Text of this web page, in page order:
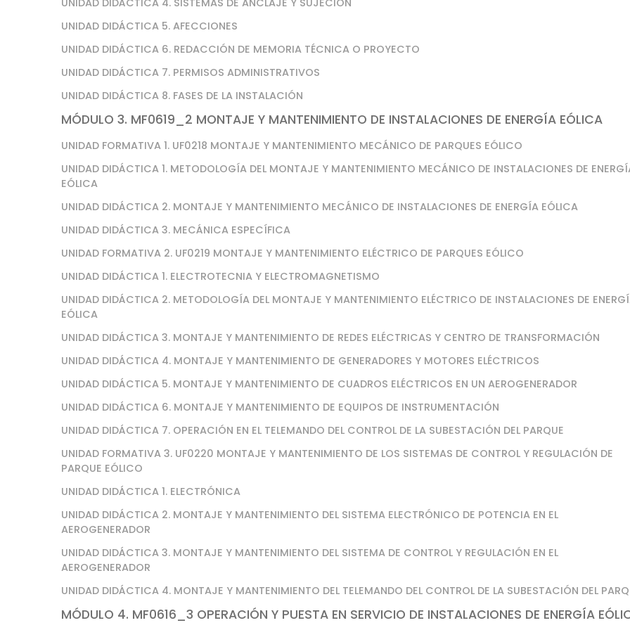
UNIDAD DIDÁCTICA 4. SISTEMAS DE ANCLAJE Y SUJECIÓN
UNIDAD DIDÁCTICA 5. AFECCIONES
UNIDAD DIDÁCTICA 6. REDACCIÓN DE MEMORIA TÉCNICA O PROYECTO
UNIDAD DIDÁCTICA 7. PERMISOS ADMINISTRATIVOS
UNIDAD DIDÁCTICA 8. FASES DE LA INSTALACIÓN
MÓDULO 3. MF0619_2 MONTAJE Y MANTENIMIENTO DE INSTALACIONES DE ENERGÍA EÓLICA
UNIDAD FORMATIVA 1. UF0218 MONTAJE Y MANTENIMIENTO MECÁNICO DE PARQUES EÓLICO
UNIDAD DIDÁCTICA 1. METODOLOGÍA DEL MONTAJE Y MANTENIMIENTO MECÁNICO DE INSTALACIONES DE
EÓLICA
UNIDAD DIDÁCTICA 2. MONTAJE Y MANTENIMIENTO MECÁNICO DE INSTALACIONES DE ENERGÍA EÓLICA
UNIDAD DIDÁCTICA 3. MECÁNICA ESPECÍFICA
UNIDAD FORMATIVA 2. UF0219 MONTAJE Y MANTENIMIENTO ELÉCTRICO DE PARQUES EÓLICO
UNIDAD DIDÁCTICA 1. ELECTROTECNIA Y ELECTROMAGNETISMO
UNIDAD DIDÁCTICA 2. METODOLOGÍA DEL MONTAJE Y MANTENIMIENTO ELÉCTRICO DE INSTALACIONES DE
EÓLICA
UNIDAD DIDÁCTICA 3. MONTAJE Y MANTENIMIENTO DE REDES ELÉCTRICAS Y CENTRO DE TRANSFORMACIÓN
UNIDAD DIDÁCTICA 4. MONTAJE Y MANTENIMIENTO DE GENERADORES Y MOTORES ELÉCTRICOS
UNIDAD DIDÁCTICA 5. MONTAJE Y MANTENIMIENTO DE CUADROS ELÉCTRICOS EN UN AEROGENERADOR
UNIDAD DIDÁCTICA 6. MONTAJE Y MANTENIMIENTO DE EQUIPOS DE INSTRUMENTACIÓN
UNIDAD DIDÁCTICA 7. OPERACIÓN EN EL TELEMANDO DEL CONTROL DE LA SUBESTACIÓN DEL PARQUE
UNIDAD FORMATIVA 3. UF0220 MONTAJE Y MANTENIMIENTO DE LOS SISTEMAS DE CONTROL Y REGULACIÓN DE
PARQUE EÓLICO
UNIDAD DIDÁCTICA 1. ELECTRÓNICA
UNIDAD DIDÁCTICA 2. MONTAJE Y MANTENIMIENTO DEL SISTEMA ELECTRÓNICO DE POTENCIA EN EL
AEROGENERADOR
UNIDAD DIDÁCTICA 3. MONTAJE Y MANTENIMIENTO DEL SISTEMA DE CONTROL Y REGULACIÓN EN EL
AEROGENERADOR
UNIDAD DIDÁCTICA 4. MONTAJE Y MANTENIMIENTO DEL TELEMANDO DEL CONTROL DE LA SUBESTACIÓN DEL
MÓDULO 4. MF0616_3 OPERACIÓN Y PUESTA EN SERVICIO DE INSTALACIONES DE ENERGÍA